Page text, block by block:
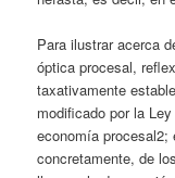
Para ilustrar acerca
óptica procesal,
taxativamente
modificado por la
economía procesal2;
concretamente, de